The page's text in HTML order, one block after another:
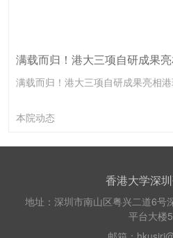
本院动态
香港大学深
地址：深圳市南山区粤兴二道6号
平台大楼